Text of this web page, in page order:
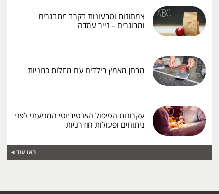
צמחונות וטבעונות בקרב מתבגרים
ומבוגרים – נייר עמדה
מבחן מאמץ בילדים עם מחלות כרוניות
עקרונות הטיפול האנטיביוטי המניעתי לפני
ניתוחים ופעולות חודרניות
ראו עוד